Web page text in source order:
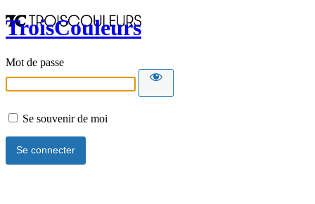
TroisCouleurs
Mot de passe
Se souvenir de moi